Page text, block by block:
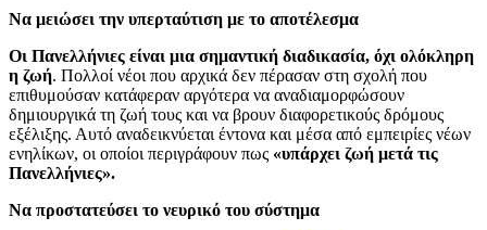
Να μειώσει την υπερταύτιση με το αποτέλεσμα
Οι Πανελλήνιες είναι μια σημαντική διαδικασία, όχι ολόκληρη
η ζωή. Πολλοί νέοι που αρχικά δεν πέρασαν στη σχολή που
επιθυμούσαν κατάφεραν αργότερα να αναδιαμορφώσουν
δημιουργικά τη ζωή τους και να βρουν διαφορετικούς δρόμους
εξέλιξης. Αυτό αναδεικνύεται έντονα και μέσα από εμπειρίες νέων
ενηλίκων, οι οποίοι περιγράφουν πως «υπάρχει ζωή μετά τις
Πανελλήνιες».
Να προστατεύσει το νευρικό του σύστημα